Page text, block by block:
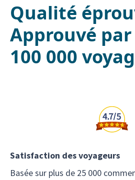
Qualité
Approuvé
100 000
Satisfaction des voyageurs
Basée sur plus de 25 000